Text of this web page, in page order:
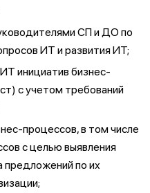
СП и ДО по
ИТ и развития ИТ;
инициатив бизнес-
с учетом требований
процессов, в том числе
с целью выявления
предложений по их